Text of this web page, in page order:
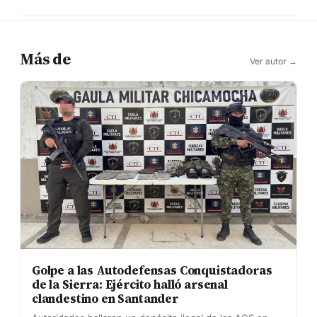
Más de Ver autor →
Golpe a las Autodefensas Conquistadoras
de la Sierra: Ejército halló arsenal
clandestino en Santander